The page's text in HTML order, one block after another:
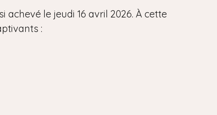
achevé le jeudi 16 avril 2026. À cette
: